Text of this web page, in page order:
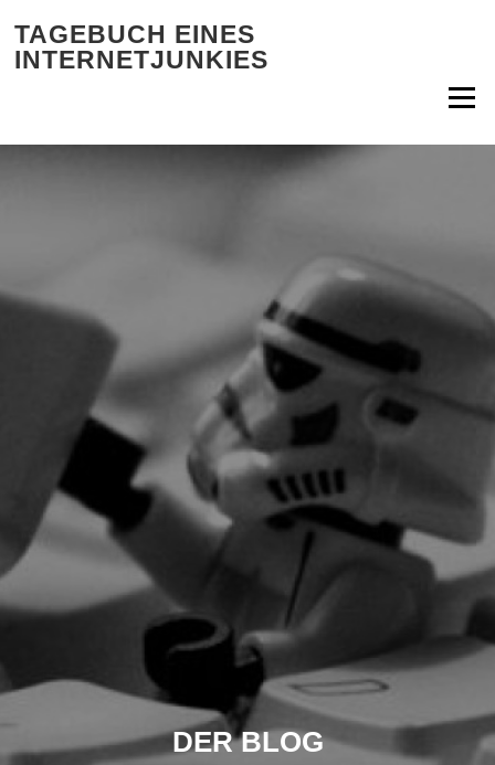
TAGEBUCH EINES
INTERNETJUNKIES
Menü
DER BLOG